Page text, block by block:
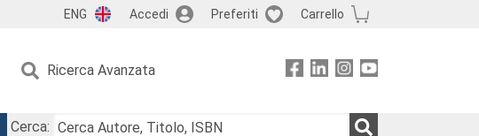
ENG Accedi Preferiti Carrello
Ricerca Avanzata
Cerca: